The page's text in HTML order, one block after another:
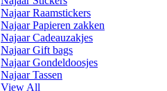
Najaar Raamstickers
Najaar Papieren zakken
Najaar Cadeauzakjes
Najaar Gift bags
Najaar Gondeldoosjes
Najaar Tassen
View All